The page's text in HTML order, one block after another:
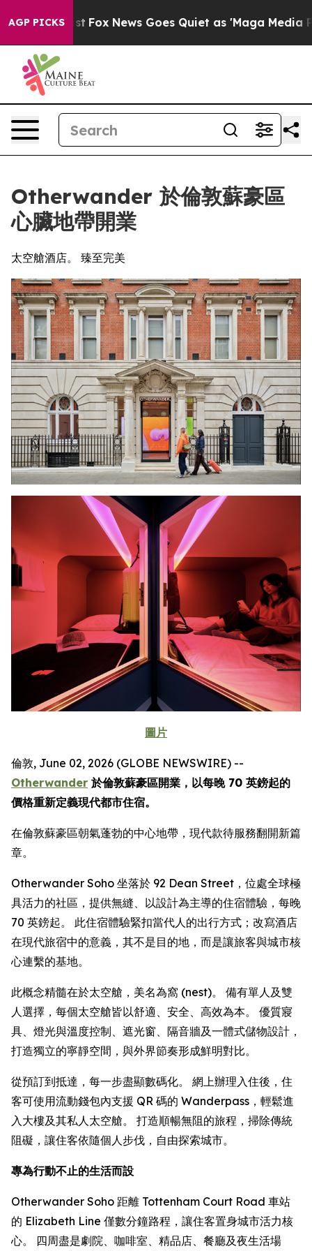
AGP PICKS
Exist Fox News Goes Quiet as 'Maga Media
Otherwander 於倫敦蘇豪區
心臟地帶開業
太空艙酒店。 臻至完美
圖片
倫敦, June 02, 2026 (GLOBE NEWSWIRE) --
Otherwander 於倫敦蘇豪區開業，以每晚 70 英鎊起的
價格重新定義現代都市住宿。
在倫敦蘇豪區朝氣蓬勃的中心地帶，現代款待服務翻開新篇
章。
Otherwander Soho 坐落於 92 Dean Street，位處全球極
具活力的社區，提供無縫、以設計為主導的住宿體驗，每晚
70 英鎊起。 此住宿體驗緊扣當代人的出行方式；改寫酒店
在現代旅宿中的意義，其不是目的地，而是讓旅客與城市核
心連繫的基地。
此概念精髓在於太空艙，美名為窩 (nest)。 備有單人及雙
人選擇，每個太空艙皆以舒適、安全、高效為本。 優質寢
具、燈光與溫度控制、遮光窗、隔音牆及一體式儲物設計，
打造獨立的寧靜空間，與外界節奏形成鮮明對比。
從預訂到抵達，每一步盡顯數碼化。 網上辦理入住後，住
客可使用流動錢包內支援 QR 碼的 Wanderpass，輕鬆進
入大樓及其私人太空艙。 打造順暢無阻的旅程，掃除傳統
阻礙，讓住客依隨個人步伐，自由探索城市。
專為行動不止的生活而設
Otherwander Soho 距離 Tottenham Court Road 車站
的 Elizabeth Line 僅數分鐘路程，讓住客置身城市活力核
心。 四周盡是劇院、咖啡室、精品店、餐廳及夜生活場